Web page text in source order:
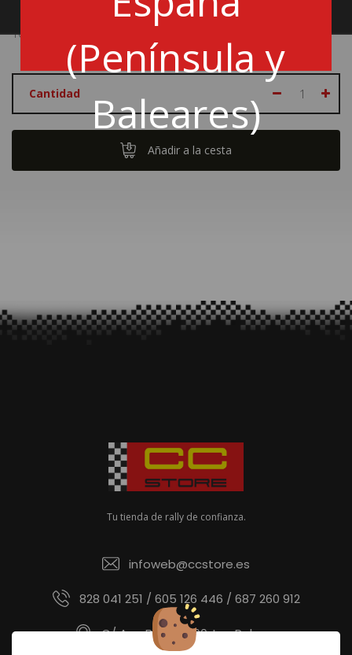
(Península y
Baleares)
1026046023
Cantidad
Añadir a la cesta
Tu tienda de rally de confianza.
infoweb@ccstore.es
828 041 251 / 605 126 446 / 687 260 912
C/ Ana Benítez 60, Las Palmas